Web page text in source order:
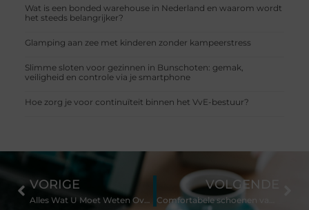
Wat is een bonded warehouse in Nederland en waarom wordt
het steeds belangrijker?
Glamping aan zee met kinderen zonder kampeerstress
Slimme sloten voor gezinnen in Bunschoten: gemak,
veiligheid en controle via je smartphone
Hoe zorg je voor continuïteit binnen het VvE-bestuur?
VORIGE
Alles Wat U Moet Weten Over Schoorsteenvegen in Den Bosch
VOLGENDE